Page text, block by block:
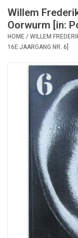
Erotica
Curio
Categories
Willem
Oorwurm [in:
HOME / WILLEM
16E JAARGANG NR. 6]